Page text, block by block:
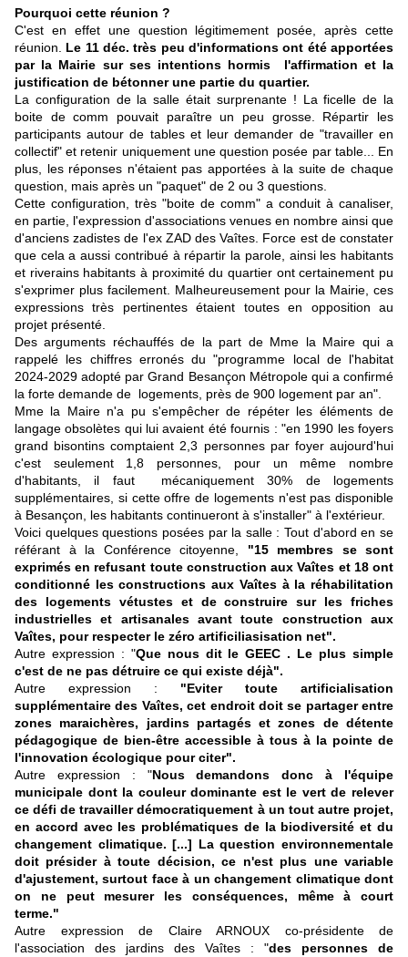
Pourquoi cette réunion ?
C'est en effet une question légitimement posée, après cette
réunion. Le 11 déc. très peu d'informations ont été apportées
par la Mairie sur ses intentions hormis l'affirmation et la
justification de bétonner une partie du quartier.
La configuration de la salle était surprenante ! La ficelle de la
boite de comm pouvait paraître un peu grosse. Répartir les
participants autour de tables et leur demander de "travailler en
collectif" et retenir uniquement une question posée par table... En
plus, les réponses n'étaient pas apportées à la suite de chaque
question, mais après un "paquet" de 2 ou 3 questions.
Cette configuration, très "boite de comm" a conduit à canaliser,
en partie, l'expression d'associations venues en nombre ainsi que
d'anciens zadistes de l'ex ZAD des Vaîtes. Force est de constater
que cela a aussi contribué à répartir la parole, ainsi les habitants
et riverains habitants à proximité du quartier ont certainement pu
s'exprimer plus facilement. Malheureusement pour la Mairie, ces
expressions très pertinentes étaient toutes en opposition au
projet présenté.
Des arguments réchauffés de la part de Mme la Maire qui a
rappelé les chiffres erronés du "programme local de l'habitat
2024-2029 adopté par Grand Besançon Métropole qui a confirmé
la forte demande de logements, près de 900 logement par an".
Mme la Maire n'a pu s'empêcher de répéter les éléments de
langage obsolètes qui lui avaient été fournis : "en 1990 les foyers
grand bisontins comptaient 2,3 personnes par foyer aujourd'hui
c'est seulement 1,8 personnes, pour un même nombre
d'habitants, il faut mécaniquement 30% de logements
supplémentaires, si cette offre de logements n'est pas disponible
à Besançon, les habitants continueront à s'installer" à l'extérieur.
Voici quelques questions posées par la salle : Tout d'abord en se
référant à la Conférence citoyenne, "15 membres se sont
exprimés en refusant toute construction aux Vaîtes et 18 ont
conditionné les constructions aux Vaîtes à la réhabilitation
des logements vétustes et de construire sur les friches
industrielles et artisanales avant toute construction aux
Vaîtes, pour respecter le zéro artificiliasisation net".
Autre expression : "Que nous dit le GEEC . Le plus simple
c'est de ne pas détruire ce qui existe déjà".
Autre expression : "Eviter toute artificialisation
supplémentaire des Vaîtes, cet endroit doit se partager entre
zones maraichères, jardins partagés et zones de détente
pédagogique de bien-être accessible à tous à la pointe de
l'innovation écologique pour citer".
Autre expression : "Nous demandons donc à l'équipe
municipale dont la couleur dominante est le vert de relever
ce défi de travailler démocratiquement à un tout autre projet,
en accord avec les problématiques de la biodiversité et du
changement climatique. [...] La question environnementale
doit présider à toute décision, ce n'est plus une variable
d'ajustement, surtout face à un changement climatique dont
on ne peut mesurer les conséquences, même à court
terme."
Autre expression de Claire ARNOUX co-présidente de
l'association des jardins des Vaîtes : "des personnes de